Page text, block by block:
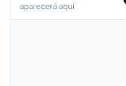
Family Guy
aparecerá aquí